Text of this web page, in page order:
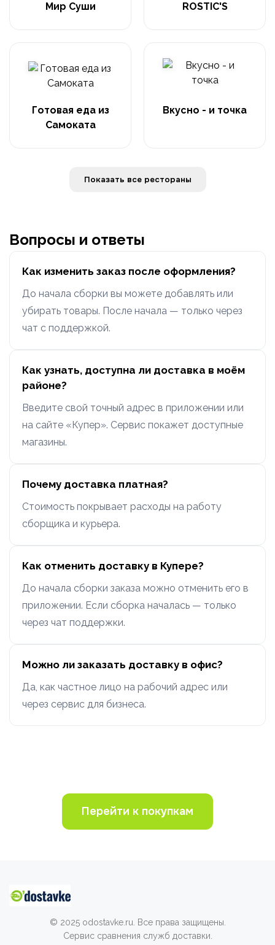
Мир Суши ROSTIC'S
Готовая еда из
Самоката
Вкусно - и точка
Показать все рестораны
Вопросы и ответы
Как изменить заказ после оформления?
До начала сборки вы можете добавлять или
убирать товары. После начала — только через
чат с поддержкой.
Как узнать, доступна ли доставка в моём
районе?
Введите свой точный адрес в приложении или
на сайте «Купер». Сервис покажет доступные
магазины.
Почему доставка платная?
Стоимость покрывает расходы на работу
сборщика и курьера.
Как отменить доставку в Купере?
До начала сборки заказа можно отменить его в
приложении. Если сборка началась — только
через чат поддержки.
Можно ли заказать доставку в офис?
Да, как частное лицо на рабочий адрес или
через сервис для бизнеса.
Перейти к покупкам
© 2025 odostavke.ru. Все права защищены.
Сервис сравнения служб доставки.